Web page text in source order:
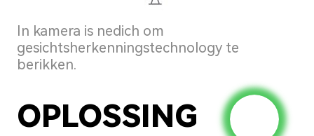
In kamera is nedich om
gesichtsherkenningstechnology te
berikken.
OPLOSSING